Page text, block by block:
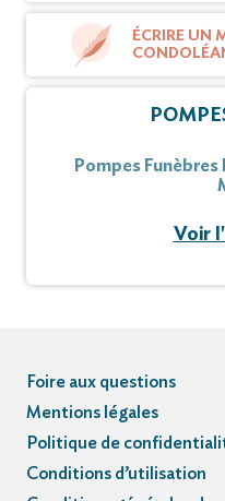
ÉCRIRE UN
Pompes Funèbres
Voir
Foire aux questions
Mentions légales
Politique de
Conditions d’utilisation